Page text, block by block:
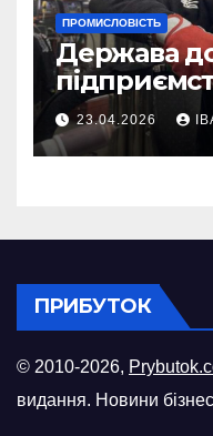
ПРОМИСЛОВІСТЬ
Держава
відновити
23.04.2026
ПРИБУТОК
© 2010-2026,
видання. Новини